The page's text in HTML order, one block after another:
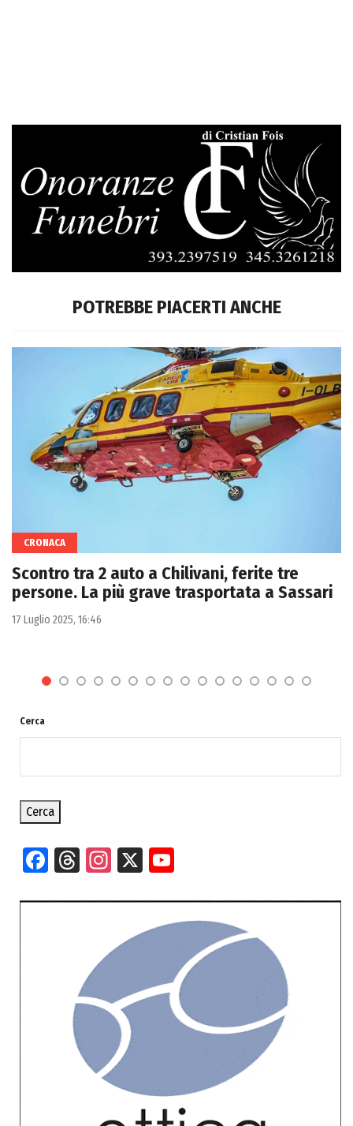
POTREBBE PIACERTI ANCHE
CRONACA
Scontro tra 2 auto a Chilivani, ferite tre
persone. La più grave trasportata a Sassari
17 Luglio 2025, 16:46
Cerca
Cerca
Facebook
Threads
Instagram
X